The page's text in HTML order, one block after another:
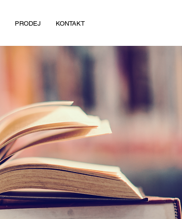
PRODEJ KONTAKT